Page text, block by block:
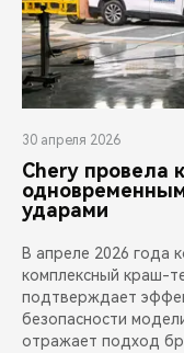
30 апреля 2026
Chery провела
ударами
В апреле 2026 года
комплексный краш-
подтверждает
безопасности
отражает подход